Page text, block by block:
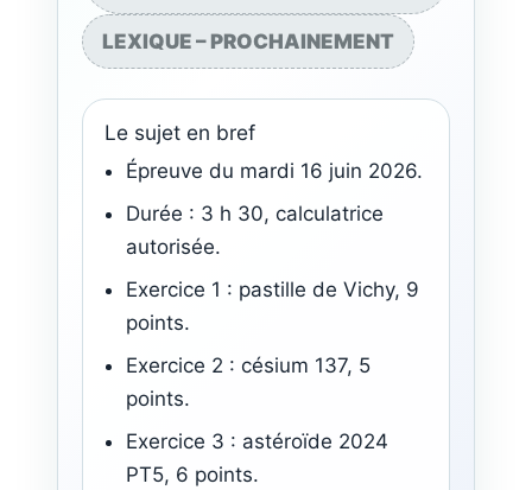
LEXIQUE – PROCHAINEMENT
Le sujet en bref
Épreuve du mardi 16 juin 2026.
Durée : 3 h 30, calculatrice
autorisée.
Exercice 1 : pastille de Vichy, 9
points.
Exercice 2 : césium 137, 5
points.
Exercice 3 : astéroïde 2024
PT5, 6 points.